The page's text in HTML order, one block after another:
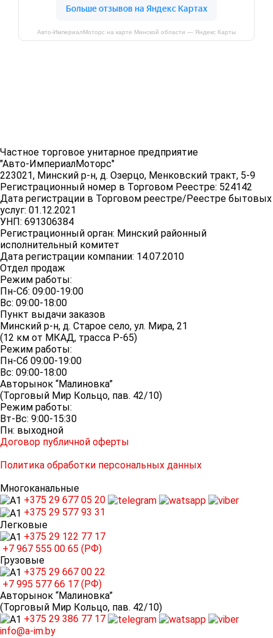
Авто-ИмпериалМоторс на карте Минской области — Яндекс Карты
Частное торговое унитарное предприятие
"Авто-ИмпериалМоторс"
223021, Минский р-н, д. Озерцо, Менковский тракт, 5-9
Регистрационный номер в Торговом Реестре: 524142
Дата регистрации в Торговом реестре/Реестре бытовых
услуг: 01.12.2021
УНП: 691306384
Регистрационный орган: Минский районный
исполнительный комитет
Дата регистрации компании: 14.07.2010
Отдел продаж
Режим работы:
Пн-Сб: 09:00-19:00
Вс: 09:00-18:00
Пункт выдачи заказов
Минский р-н, д. Старое село, ул. Мира, 21
(12 км от МКАД, трасса P-65)
Режим работы:
Пн-Сб 09:00-19:00
Вс: 09:00-18:00
Авторынок “Малиновка”
(Торговый Мир Кольцо, пав. 42/10)
Режим работы:
Вт-Вс: 9:00-15:30
Пн: выходной
Договор публичной оферты
Политика обработки персональных данных
Многоканальные
+375 29 677 05 20
+375 29 577 93 31
Легковые
+375 29 122 77 17
+7 967 555 00 65 (РФ)
Грузовые
+375 29 667 00 22
+7 995 577 66 17 (РФ)
Авторынок “Малиновка”
(Торговый Мир Кольцо, пав. 42/10)
+375 29 386 77 17
info@a-im.by